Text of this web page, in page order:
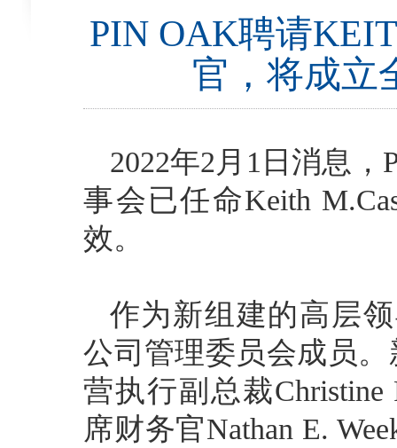
PIN OAK聘请
官，将成立
2022年2月1日消息
事会已任命Keith
效。
作为新组建的高层
公司管理委员会成员
营执行副总裁Christine
席财务官Nathan E.